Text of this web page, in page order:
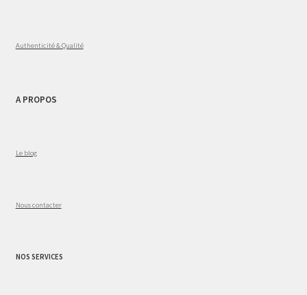
Authenticité & Qualité
A PROPOS
Le blog
Nous contacter
NOS SERVICES